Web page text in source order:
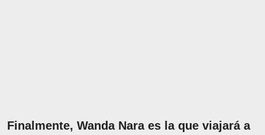
Finalmente, Wanda Nara es la que viajará a